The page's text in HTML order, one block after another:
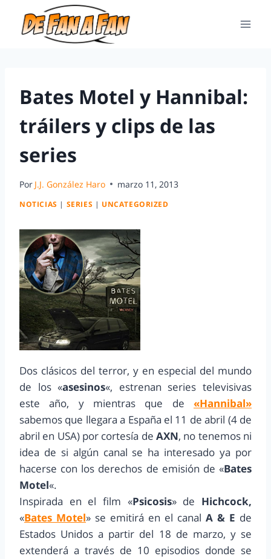
Bates Motel y Hannibal:
tráilers y clips de las
series
Por J.J. González Haro marzo 11, 2013
NOTICIAS | SERIES | UNCATEGORIZED
Dos clásicos del terror, y en especial del mundo
de los «asesinos«, estrenan series televisivas
este año, y mientras que de «Hannibal»
sabemos que llegara a España el 11 de abril (4 de
abril en USA) por cortesía de AXN, no tenemos ni
idea de si algún canal se ha interesado ya por
hacerse con los derechos de emisión de «Bates
Motel«.
Inspirada en el film «Psicosis» de Hichcock,
«Bates Motel» se emitirá en el canal A & E de
Estados Unidos a partir del 18 de marzo, y se
extenderá a través de 10 episodios donde se